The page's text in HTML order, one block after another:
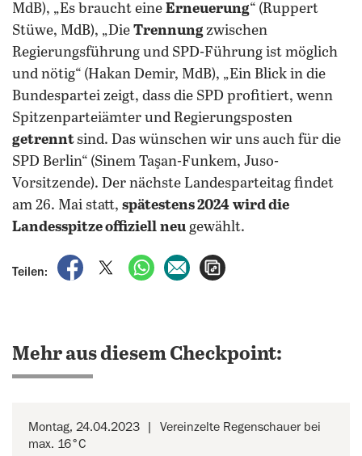
MdB), „Es braucht eine Erneuerung“ (Ruppert
Stüwe, MdB), „Die Trennungzwischen
Regierungsführung und SPD-Führung ist möglich
und nötig“ (Hakan Demir, MdB), „Ein Blick in die
Bundespartei zeigt, dass die SPD profitiert, wenn
Spitzenparteiämter und Regierungsposten
getrenntsind. Das wünschen wir uns auch für die
SPD Berlin“ (Sinem Taşan-Funkem, Juso-
Vorsitzende). Der nächste Landesparteitag findet
am 26. Mai statt, spätestens 2024 wird die
Landesspitze offiziell neu gewählt.
Teilen:
auf Facebook teilen
auf X teilenper WhatsApp teilen
per E-Mail teilen
Mehr aus diesem Checkpoint:
Montag, 24.04.2023
Vereinzelte Regenschauer bei
max. 16°C